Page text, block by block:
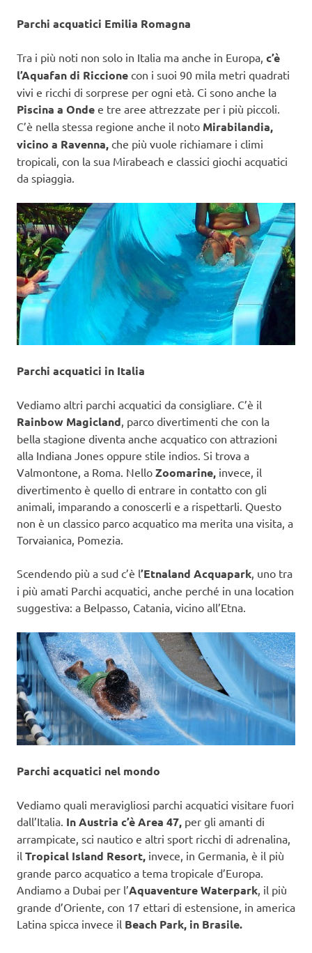
Parchi acquatici Emilia Romagna
Tra i più noti non solo in Italia ma anche in Europa, c’è
l’Aquafan di Riccione con i suoi 90 mila metri quadrati
vivi e ricchi di sorprese per ogni età. Ci sono anche la
Piscina a Onde e tre aree attrezzate per i più piccoli.
C’è nella stessa regione anche il noto Mirabilandia,
vicino a Ravenna, che più vuole richiamare i climi
tropicali, con la sua Mirabeach e classici giochi acquatici
da spiaggia.
Parchi acquatici in Italia
Vediamo altri parchi acquatici da consigliare. C’è il
Rainbow Magicland , parco divertimenti che con la
bella stagione diventa anche acquatico con attrazioni
alla Indiana Jones oppure stile indios. Si trova a
Valmontone, a Roma. Nello Zoomarine, invece, il
divertimento è quello di entrare in contatto con gli
animali, imparando a conoscerli e a rispettarli. Questo
non è un classico parco acquatico ma merita una visita, a
Torvaianica, Pomezia.
Scendendo più a sud c’è l’Etnaland Acquapark , uno tra
i più amati Parchi acquatici, anche perché in una location
suggestiva: a Belpasso, Catania, vicino all’Etna.
Parchi acquatici nel mondo
Vediamo quali meravigliosi parchi acquatici visitare fuori
dall’Italia. In Austria c’è Area 47, per gli amanti di
arrampicate, sci nautico e altri sport ricchi di adrenalina,
il Tropical Island Resort, invece, in Germania, è il più
grande parco acquatico a tema tropicale d’Europa.
Andiamo a Dubai per l’Aquaventure Waterpark, il più
grande d’Oriente, con 17 ettari di estensione, in america
Latina spicca invece il Beach Park, in Brasile.